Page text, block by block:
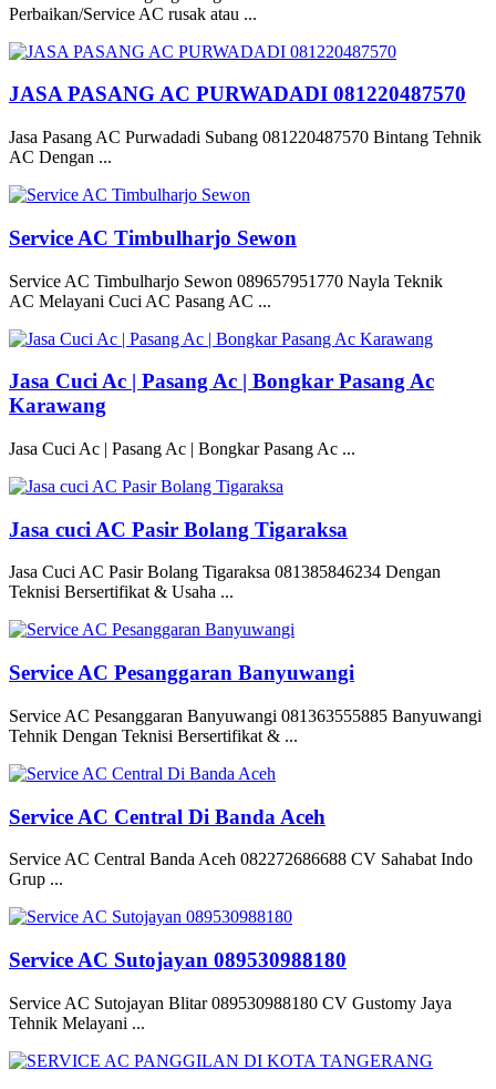
Perbaikan/Service AC rusak atau ...
JASA PASANG AC PURWADADI 081220487570
Jasa Pasang AC Purwadadi Subang 081220487570 Bintang Tehnik
AC Dengan ...
Service AC Timbulharjo Sewon
Service AC Timbulharjo Sewon 089657951770 Nayla Teknik
AC Melayani Cuci AC Pasang AC ...
Jasa Cuci Ac | Pasang Ac | Bongkar Pasang Ac
Karawang
Jasa Cuci Ac | Pasang Ac | Bongkar Pasang Ac ...
Jasa cuci AC Pasir Bolang Tigaraksa
Jasa Cuci AC Pasir Bolang Tigaraksa 081385846234 Dengan
Teknisi Bersertifikat & Usaha ...
Service AC Pesanggaran Banyuwangi
Service AC Pesanggaran Banyuwangi 081363555885 Banyuwangi
Tehnik Dengan Teknisi Bersertifikat & ...
Service AC Central Di Banda Aceh
Service AC Central Banda Aceh 082272686688 CV Sahabat Indo
Grup ...
Service AC Sutojayan 089530988180
Service AC Sutojayan Blitar 089530988180 CV Gustomy Jaya
Tehnik Melayani ...